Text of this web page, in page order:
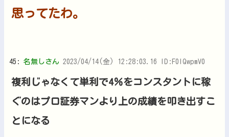
思ってたわ。
45: 名無しさん 2023/04/14(金) 12:28:03.16 ID:F0IQwpmV0
複利じゃなくて単利で4％をコンスタントに稼
ぐのはプロ証券マンより上の成績を叩き出すこ
とになる